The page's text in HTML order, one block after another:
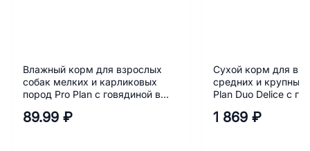
Влажный корм для взрослых
собак мелких и карликовых
пород Pro Plan с говядиной в
89.99 ₽
Сухой корм для
средних и крупных
Plan Duo Delice с
1 869 ₽